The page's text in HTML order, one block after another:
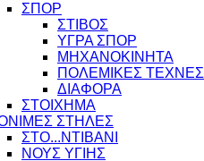
ΣΠΟΡ
ΣΤΙΒΟΣ
ΥΓΡΑ ΣΠΟΡ
ΜΗΧΑΝΟΚΙΝΗΤΑ
ΠΟΛΕΜΙΚΕΣ ΤΕΧΝΕΣ
ΔΙΑΦΟΡΑ
ΣΤΟΙΧΗΜΑ
ΣΤΗΛΕΣ
ΣΤΟ...ΝΤΙΒΑΝΙ
ΝΟΥΣ ΥΓΙΗΣ